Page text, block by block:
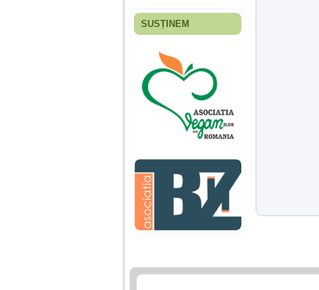
Fiica mea s-a nascut
ani, privind in urma
realizez cat de multe
greseli am facut in
educatia si cresterea
ei, am fost o mama
egoista, preocupata
de implinirea
profesionala, cand ea
era mica am neglijat-
agresiva, orice
greseala era taxata cu
o palma sau pedepse.
De 4 ani am o relatie
serioasa cu un barbat
sa se manifeste o
SUSȚINEM